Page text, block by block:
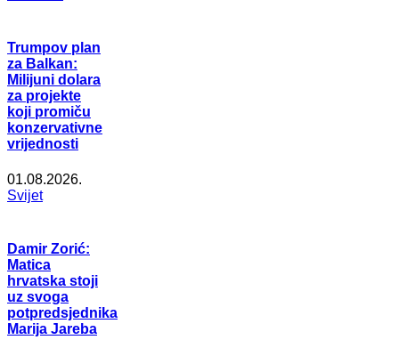
Trumpov plan
za Balkan:
Milijuni dolara
za projekte
koji promiču
konzervativne
vrijednosti
01.08.2026.
Svijet
Damir Zorić:
Matica
hrvatska stoji
uz svoga
potpredsjednika
Marija Jareba